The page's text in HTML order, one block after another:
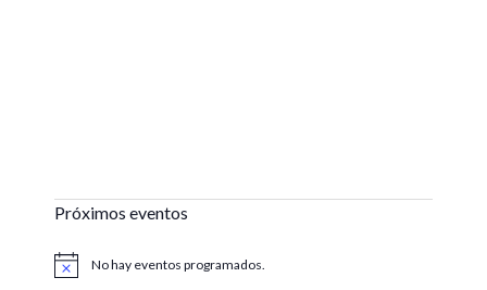
Próximos eventos
Aviso No hay eventos programados.